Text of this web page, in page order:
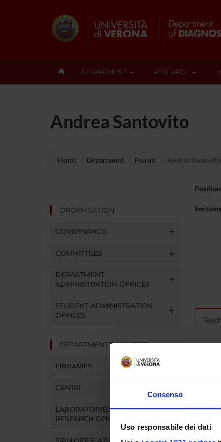
Consenso
Uso responsabile dei dati
DEPARTMENT RESEARCH
Andrea Santovito
Home Department People Andrea Santovito
ORGANISATION
GOVERNANCE
COMMITTEES
DEPARTMENT
ADMINISTRATION OFFICES
STUDENT ADMINISTRATION
OFFICES
DEPARTMENT FACILITIES
LIBRARIES
CENTRI
LABORATORIES AND
RESEARCH CENTRES
Position
Sections
Click